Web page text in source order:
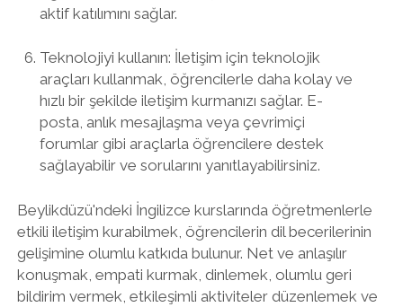
aktif katılımını sağlar.
Teknolojiyi kullanın: İletişim için teknolojik
araçları kullanmak, öğrencilerle daha kolay ve
hızlı bir şekilde iletişim kurmanızı sağlar. E-
posta, anlık mesajlaşma veya çevrimiçi
forumlar gibi araçlarla öğrencilere destek
sağlayabilir ve sorularını yanıtlayabilirsiniz.
Beylikdüzü'ndeki İngilizce kurslarında öğretmenlerle
etkili iletişim kurabilmek, öğrencilerin dil becerilerinin
gelişimine olumlu katkıda bulunur. Net ve anlaşılır
konuşmak, empati kurmak, dinlemek, olumlu geri
bildirim vermek, etkileşimli aktiviteler düzenlemek ve